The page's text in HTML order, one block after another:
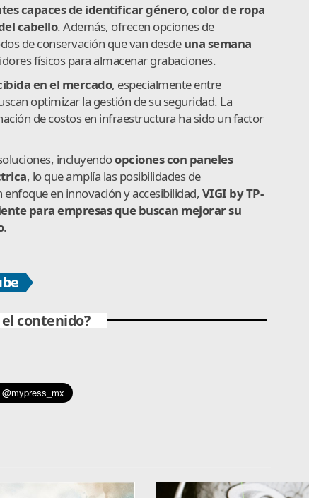
capaces de identificar género, color de ropa
cabello. Además, ofrecen opciones de
de conservación que van desdeuna semana
físicos para almacenar grabaciones.
en el mercado, especialmente entre
optimizar la gestión de su seguridad. La
de costos en infraestructura ha sido un factor
incluyendoopciones con paneles
, lo que amplía las posibilidades de
en innovación y accesibilidad, VIGI by TP-
para empresas que buscan mejorar su
.
el contenido?